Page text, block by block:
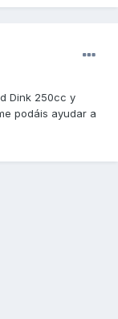
Dink 250cc y
podáis ayudar a